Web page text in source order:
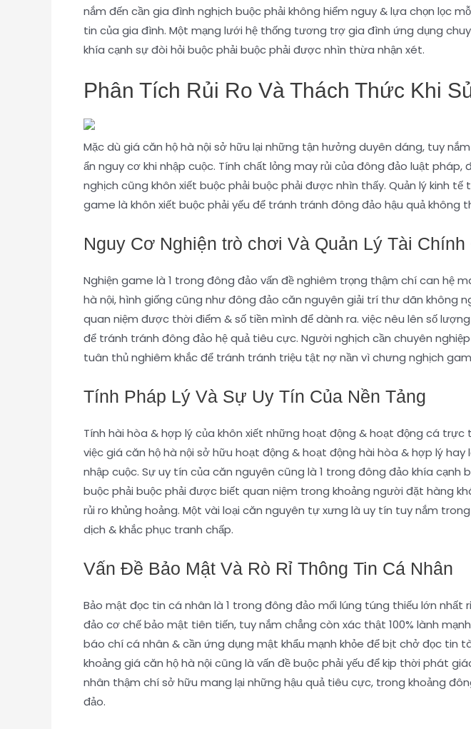
nắm đến cần gia đình nghịch buộc phải không hiểm nguy & lựa chọn lọc
tin của gia đình. Một mạng lưới hệ thống tương trợ gia đình ứng dụng
khía cạnh sự đòi hỏi buộc phải buộc phải được nhìn thừa nhận xét.
Phân Tích Rủi Ro Và Thách Thức Khi
Mặc dù giá căn hộ hà nội sở hữu lại những tận hưởng duyên dáng, tuy
ẩn nguy cơ khi nhập cuộc. Tính chất lỏng may rủi của đông đảo luật
nghịch cũng khôn xiết buộc phải buộc phải được nhìn thấy. Quản lý kinh
game là khôn xiết buộc phải yếu để tránh tránh đông đảo hậu quả không
Nguy Cơ Nghiện trò chơi Và Quản Lý Tài Chính
Nghiện game là 1 trong đông đảo vấn đề nghiêm trọng thậm chí can hệ
hà nội, hình giống cũng như đông đảo căn nguyên giải trí thư dãn không
quan niệm được thời điểm & số tiền mình để dành ra. việc nêu lên số
để tránh tránh đông đảo hệ quả tiêu cực. Người nghịch cần chuyên
tuân thủ nghiêm khắc để tránh tránh triệu tật nợ nần vì chưng nghịch
Tính Pháp Lý Và Sự Uy Tín Của Nền Tảng
Tính hài hòa & hợp lý của khôn xiết những hoạt động & hoạt động cá
việc giá căn hộ hà nội sở hữu hoạt động & hoạt động hài hòa & hợp lý
nhập cuộc. Sự uy tín của căn nguyên cũng là 1 trong đông đảo khía
buộc phải buộc phải được biết quan niệm trong khoảng người đặt hàng
rủi ro khủng hoảng. Một vài loại căn nguyên tự xưng là uy tín tuy nắm
dịch & khắc phục tranh chấp.
Vấn Đề Bảo Mật Và Rò Rỉ Thông Tin Cá Nhân
Bảo mật đọc tin cá nhân là 1 trong đông đảo mối lúng túng thiếu lớn
đảo cơ chế bảo mật tiên tiến, tuy nắm chẳng còn xác thật 100% lành
báo chí cá nhân & cần ứng dụng mật khẩu mạnh khỏe để bịt chở đọc
khoảng giá căn hộ hà nội cũng là vấn đề buộc phải yếu để kịp thời phát
nhân thậm chí sở hữu mang lại những hậu quả tiêu cực, trong khoảng
đảo.